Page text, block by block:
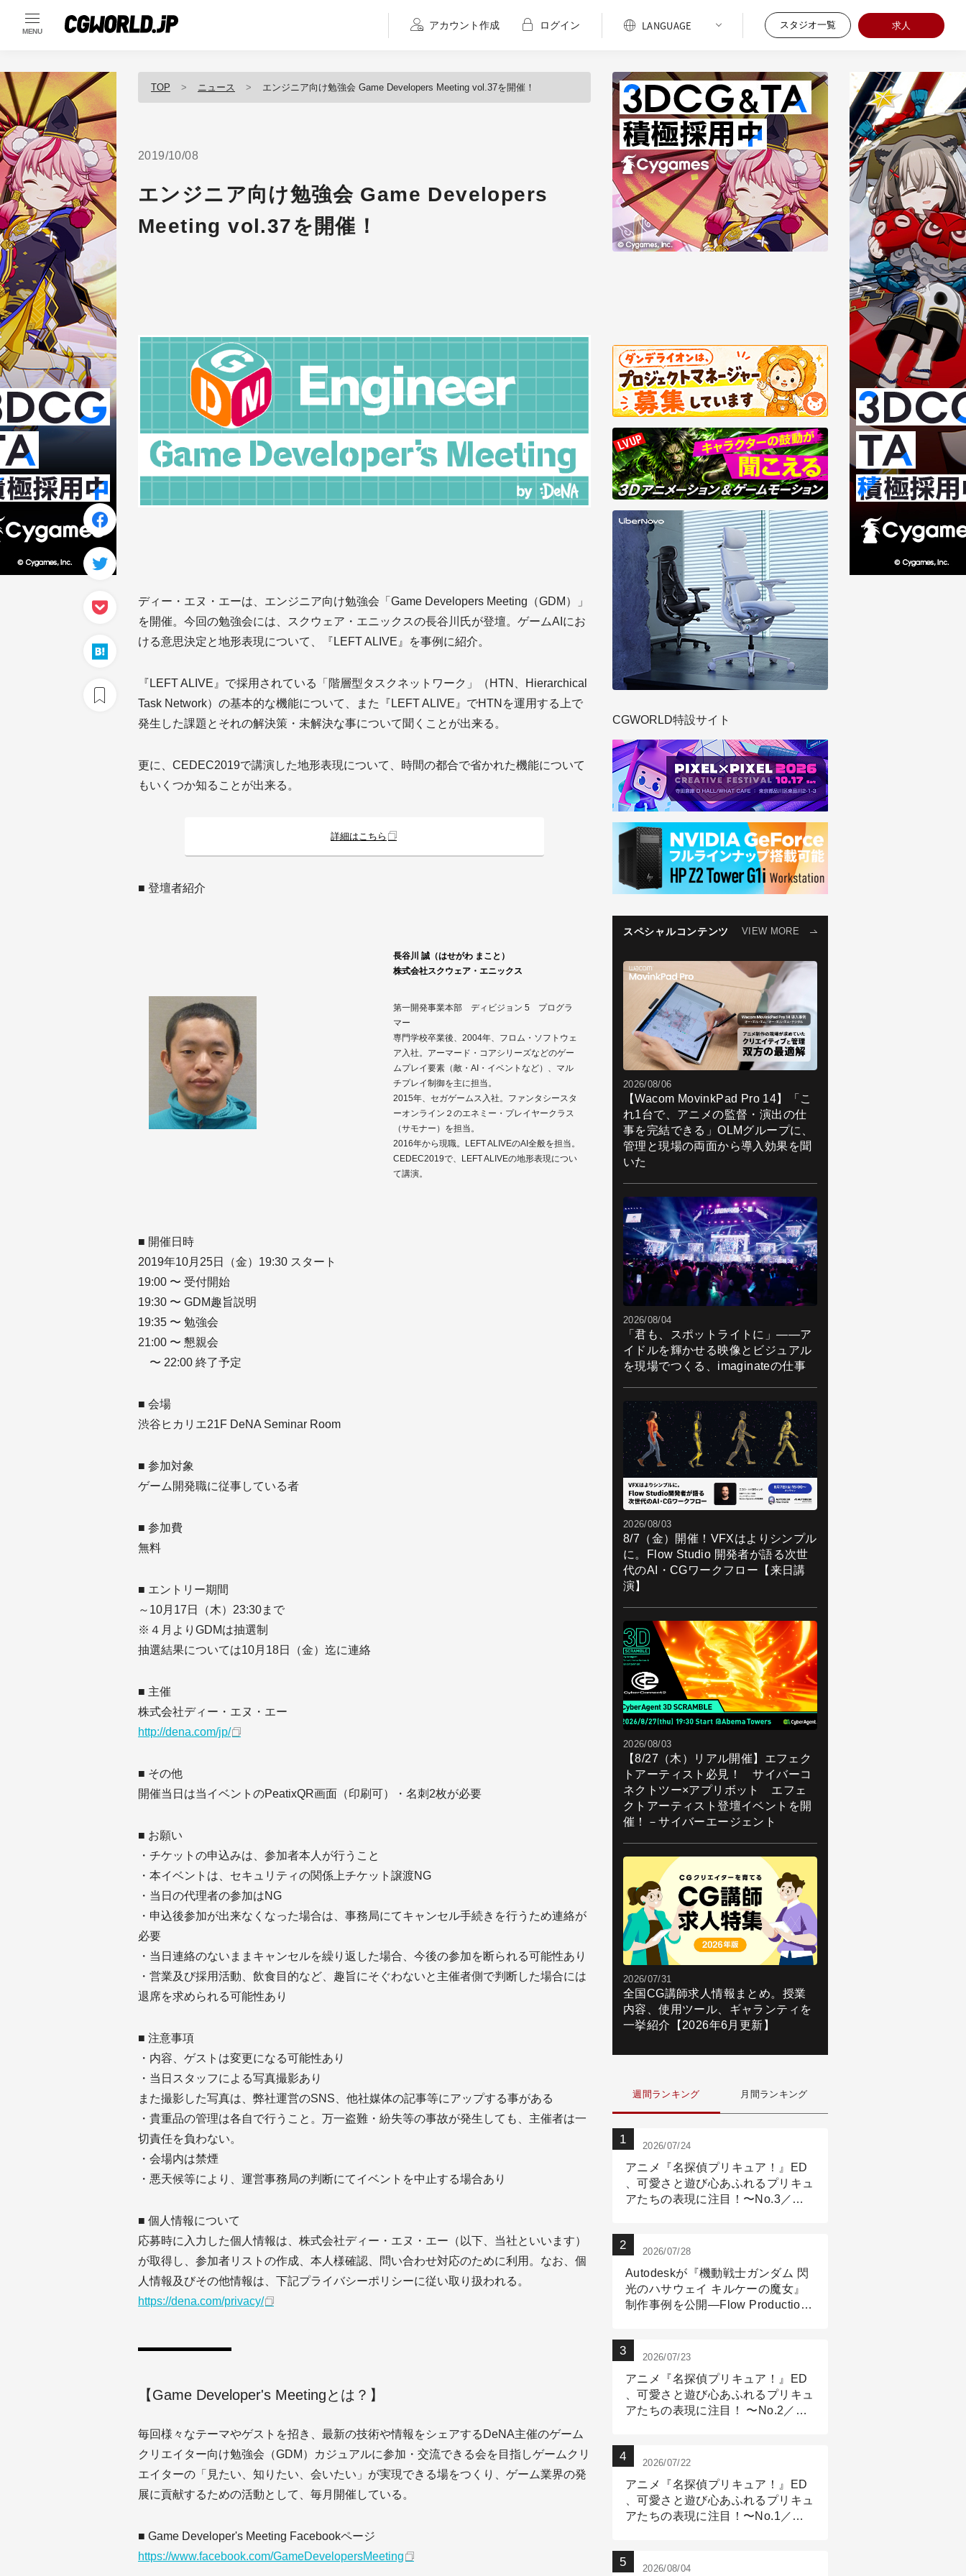
MENU
アカウント作成 ログイン スタジオ一覧 求人
TOP ニュース エンジニア向け勉強会 Game Developers Meeting vol.37を開催！
2019/10/08
エンジニア向け勉強会 Game Developers
Meeting vol.37を開催！
ディー・エヌ・エーは、エンジニア向け勉強会「Game Developers Meeting（GDM）」
を開催。今回の勉強会には、スクウェア・エニックスの長谷川氏が登壇。ゲームAIにお
ける意思決定と地形表現について、『LEFT ALIVE』を事例に紹介。
『LEFT ALIVE』で採用されている「階層型タスクネットワーク」（HTN、Hierarchical
Task Network）の基本的な機能について、また『LEFT ALIVE』でHTNを運用する上で
発生した課題とそれの解決策・未解決な事について聞くことが出来る。
更に、CEDEC2019で講演した地形表現について、時間の都合で省かれた機能について
もいくつか知ることが出来る。
詳細はこちら
■ 登壇者紹介
長谷川 誠（はせがわ まこと）
株式会社スクウェア・エニックス
第一開発事業本部 ディビジョン 5 プログラ
マー
専門学校卒業後、2004年、フロム・ソフトウェ
ア入社。アーマード・コアシリーズなどのゲー
ムプレイ要素（敵・AI・イベントなど）、マル
チプレイ制御を主に担当。
2015年、セガゲームス入社。ファンタシースタ
ーオンライン２のエネミー・プレイヤークラス
（サモナー）を担当。
2016年から現職。LEFT ALIVEのAI全般を担当。
CEDEC2019で、LEFT ALIVEの地形表現につい
て講演。
■ 開催日時
2019年10月25日（金）19:30 スタート
19:00 〜 受付開始
19:30 〜 GDM趣旨説明
19:35 〜 勉強会
21:00 〜 懇親会
〜 22:00 終了予定
■ 会場
渋谷ヒカリエ21F DeNA Seminar Room
■ 参加対象
ゲーム開発職に従事している者
■ 参加費
無料
■ エントリー期間
～10月17日（木）23:30まで
※４月よりGDMは抽選制
抽選結果については10月18日（金）迄に連絡
■ 主催
株式会社ディー・エヌ・エー
http://dena.com/jp/
■ その他
開催当日は当イベントのPeatixQR画面（印刷可）・名刺2枚が必要
■ お願い
・チケットの申込みは、参加者本人が行うこと
・本イベントは、セキュリティの関係上チケット譲渡NG
・当日の代理者の参加はNG
・申込後参加が出来なくなった場合は、事務局にてキャンセル手続きを行うため連絡が
必要
・当日連絡のないままキャンセルを繰り返した場合、今後の参加を断られる可能性あり
・営業及び採用活動、飲食目的など、趣旨にそぐわないと主催者側で判断した場合には
退席を求められる可能性あり
■ 注意事項
・内容、ゲストは変更になる可能性あり
・当日スタッフによる写真撮影あり
また撮影した写真は、弊社運営のSNS、他社媒体の記事等にアップする事がある
・貴重品の管理は各自で行うこと。万一盗難・紛失等の事故が発生しても、主催者は一
切責任を負わない。
・会場内は禁煙
・悪天候等により、運営事務局の判断にてイベントを中止する場合あり
■ 個人情報について
応募時に入力した個人情報は、株式会社ディー・エヌ・エー（以下、当社といいます）
が取得し、参加者リストの作成、本人様確認、問い合わせ対応のために利用。なお、個
人情報及びその他情報は、下記プライバシーポリシーに従い取り扱われる。
https://dena.com/privacy/
【Game Developer's Meetingとは？】
毎回様々なテーマやゲストを招き、最新の技術や情報をシェアするDeNA主催のゲーム
クリエイター向け勉強会（GDM）カジュアルに参加・交流できる会を目指しゲームクリ
エイターの「見たい、知りたい、会いたい」が実現できる場をつくり、ゲーム業界の発
展に貢献するための活動として、毎月開催している。
■ Game Developer's Meeting Facebookページ
https://www.facebook.com/GameDevelopersMeeting
CGWORLD特設サイト
スペシャルコンテンツ VIEW MORE
2026/08/06
【Wacom MovinkPad Pro 14】「こ
れ1台で、アニメの監督・演出の仕
事を完結できる」OLMグループに、
管理と現場の両面から導入効果を聞
いた
2026/08/04
「君も、スポットライトに」――ア
イドルを輝かせる映像とビジュアル
を現場でつくる、imaginateの仕事
2026/08/03
8/7（金）開催！VFXはよりシンプル
に。Flow Studio 開発者が語る次世
代のAI・CGワークフロー【来日講
演】
2026/08/03
【8/27（木）リアル開催】エフェク
トアーティスト必見！ サイバーコ
ネクトツー×アプリボット エフェ
クトアーティスト登壇イベントを開
催！－サイバーエージェント
2026/07/31
全国CG講師求人情報まとめ。授業
内容、使用ツール、ギャランティを
一挙紹介【2026年6月更新】
週間ランキング 月間ランキング
2026/07/24
アニメ『名探偵プリキュア！』ED
、可愛さと遊び心あふれるプリキュ
アたちの表現に注目！〜No.3／ア
2026/07/28
Autodeskが『機動戦士ガンダム 閃
光のハサウェイ キルケーの魔女』
制作事例を公開―Flow Production
2026/07/23
アニメ『名探偵プリキュア！』ED
、可愛さと遊び心あふれるプリキュ
アたちの表現に注目！ 〜No.2／モ
2026/07/22
アニメ『名探偵プリキュア！』ED
、可愛さと遊び心あふれるプリキュ
アたちの表現に注目！〜No.1／演
2026/08/04